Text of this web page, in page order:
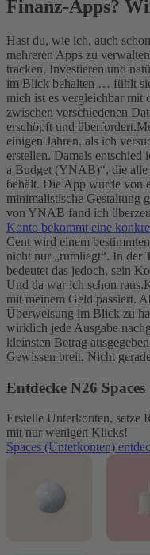
Finanz-Apps?
Hast du, wie ich, auch
mehreren Apps zu
tracken, Investieren und
im Blick behalten … fühlt
mich ist es vergleichbar mit
zwischen verschiedenen
erschöpft und überfordert.
einigen Jahren, als ich
erstellen. Damals
a Budget (YNAB)“, die
behält. Die App wurde von
minimalistische Gestaltung
von YNAB fand ich
Konto bekommt eine
Cent wird einem
nicht nur „rumliegt“. In der
bedeutet das jedoch, sein
Und da war ich schon raus.
mit meinem Geld passiert.
Überweisung im Blick zu
wirklich jede Ausgabe
kleinsten Betrag
Gewissen breit. Nicht
Entdecke N26 Spaces
Erstelle Unterkonten, setze
mit nur wenigen Klicks!
Spaces (Unterkonten)